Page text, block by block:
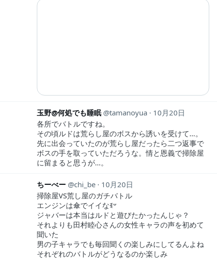
玉野@何処でも睡眠 tamanoyua
10月20日
各所でバトルですね。
その頃ルドは荒らし屋のボスから誘いを受けて…。
先に出会っていたのが荒らし屋だったら二つ返事で
ボスの手を取っていただろうな。情と恩義で掃除屋
に留まると思うが…。
ちーべー chi_be
10月20日
掃除屋VS荒し屋のガチバトル
エンジンは傘でイイなꉂ𐤔
ジャバーは本当はルドと遊びたかったんじゃ？
それよりも田村睦心さんの女性キャラの声を初めて
聞いた
男の子キャラでも毎回聞くの楽しみにしてるんよね
それぞれのバトルがどうなるのか楽しみ